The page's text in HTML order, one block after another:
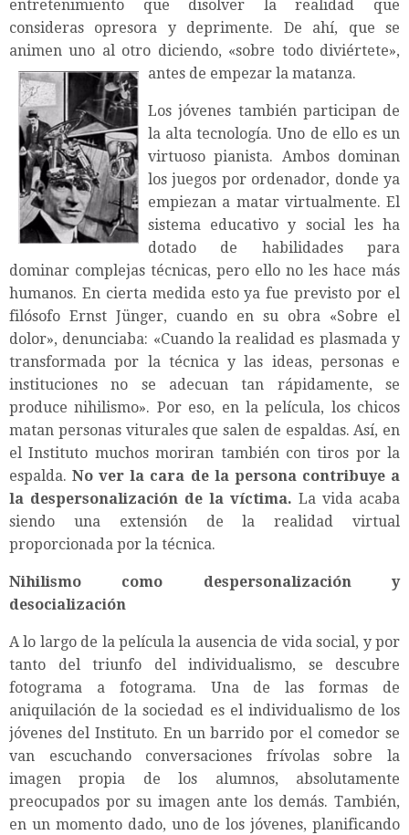
entretenimiento que disolver la realidad que
consideras opresora y deprimente. De ahí, que se
animen uno al otro diciendo, «sobre todo diviértete»,
antes de empezar la matanza.
Los jóvenes también participan de
la alta tecnología. Uno de ello es un
virtuoso pianista. Ambos dominan
los juegos por ordenador, donde ya
empiezan a matar virtualmente. El
sistema educativo y social les ha
dotado de habilidades para
dominar complejas técnicas, pero ello no les hace más
humanos. En cierta medida esto ya fue previsto por el
filósofo Ernst Jünger, cuando en su obra «Sobre el
dolor», denunciaba: «Cuando la realidad es plasmada y
transformada por la técnica y las ideas, personas e
instituciones no se adecuan tan rápidamente, se
produce nihilismo». Por eso, en la película, los chicos
matan personas viturales que salen de espaldas. Así, en
el Instituto muchos moriran también con tiros por la
espalda.No ver la cara de la persona contribuye a
la despersonalización de la víctima. La vida acaba
siendo una extensión de la realidad virtual
proporcionada por la técnica.
Nihilismo como despersonalización y
desocialización
A lo largo de la película la ausencia de vida social, y por
tanto del triunfo del individualismo, se descubre
fotograma a fotograma. Una de las formas de
aniquilación de la sociedad es el individualismo de los
jóvenes del Instituto. En un barrido por el comedor se
van escuchando conversaciones frívolas sobre la
imagen propia de los alumnos, absolutamente
preocupados por su imagen ante los demás. También,
en un momento dado, uno de los jóvenes, planificando